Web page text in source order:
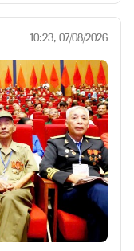
10:23, 07/08/2026